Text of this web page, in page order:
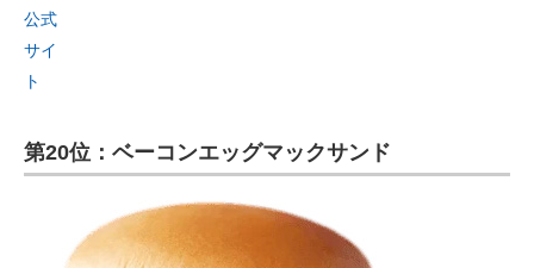
公式
サイ
ト
第20位：ベーコンエッグマックサンド